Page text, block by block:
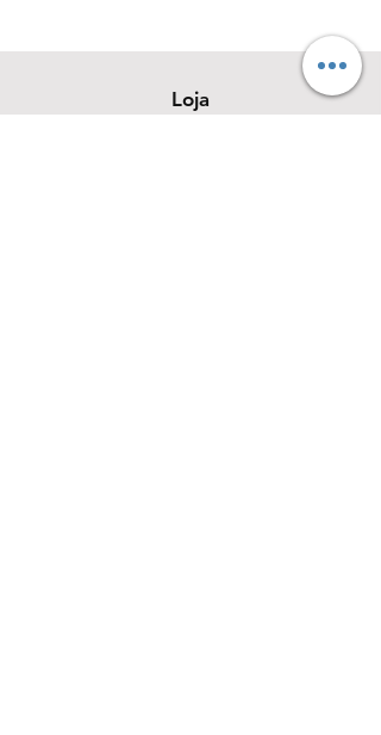
Loja